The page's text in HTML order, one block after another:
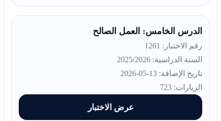
الدرس الخامس: العمل الصالح
رقم الاختبار: 1261
السنة الدراسية: 2025/2026
تاريخ الإضافة: 13-05-2026
الزيارات: 723
عرض الاختبار